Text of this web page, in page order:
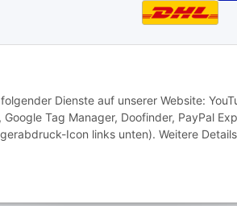
Dienste auf unserer Website:
Tag Manager, Doofinder, PayPal
Icon links unten). Weitere
Rechte vorbehalten | AGB | Datenschutz